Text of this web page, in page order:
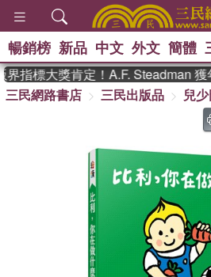
熱搜： 東
The
史是一群喵
偉大的迷
暢銷榜 新品 中文 外文 簡體
標大獎肯定！A.F. Steadman 獲
三民網路書店
三民出版品 兒